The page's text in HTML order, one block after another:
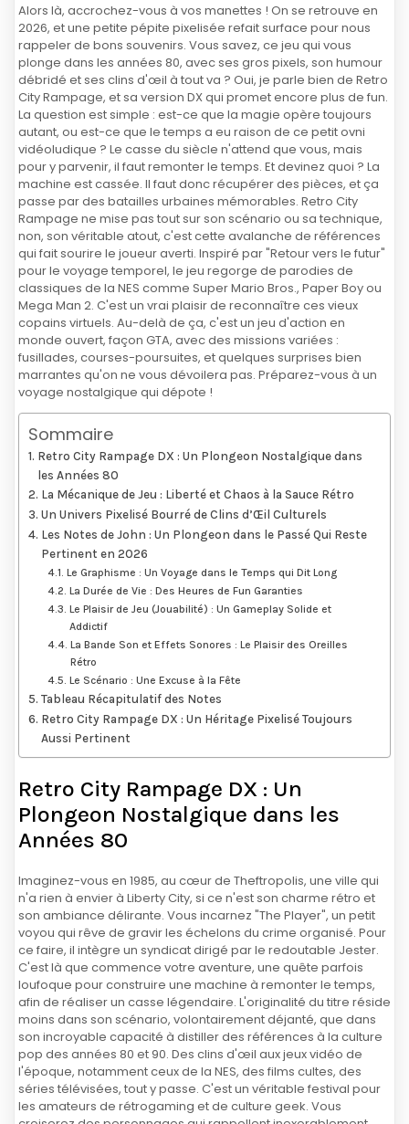
Alors là, accrochez-vous à vos manettes ! On se retrouve en
2026, et une petite pépite pixelisée refait surface pour nous
rappeler de bons souvenirs. Vous savez, ce jeu qui vous
plonge dans les années 80, avec ses gros pixels, son humour
débridé et ses clins d'œil à tout va ? Oui, je parle bien de Retro
City Rampage, et sa version DX qui promet encore plus de fun.
La question est simple : est-ce que la magie opère toujours
autant, ou est-ce que le temps a eu raison de ce petit ovni
vidéoludique ? Le casse du siècle n'attend que vous, mais
pour y parvenir, il faut remonter le temps. Et devinez quoi ? La
machine est cassée. Il faut donc récupérer des pièces, et ça
passe par des batailles urbaines mémorables. Retro City
Rampage ne mise pas tout sur son scénario ou sa technique,
non, son véritable atout, c'est cette avalanche de références
qui fait sourire le joueur averti. Inspiré par "Retour vers le futur"
pour le voyage temporel, le jeu regorge de parodies de
classiques de la NES comme Super Mario Bros., Paper Boy ou
Mega Man 2. C'est un vrai plaisir de reconnaître ces vieux
copains virtuels. Au-delà de ça, c'est un jeu d'action en
monde ouvert, façon GTA, avec des missions variées :
fusillades, courses-poursuites, et quelques surprises bien
marrantes qu'on ne vous dévoilera pas. Préparez-vous à un
voyage nostalgique qui dépote !
Sommaire
Retro City Rampage DX : Un Plongeon Nostalgique dans
les Années 80
La Mécanique de Jeu : Liberté et Chaos à la Sauce Rétro
Un Univers Pixelisé Bourré de Clins d’Œil Culturels
Les Notes de John : Un Plongeon dans le Passé Qui Reste
Pertinent en 2026
Le Graphisme : Un Voyage dans le Temps qui Dit Long
La Durée de Vie : Des Heures de Fun Garanties
Le Plaisir de Jeu (Jouabilité) : Un Gameplay Solide et
Addictif
La Bande Son et Effets Sonores : Le Plaisir des Oreilles
Rétro
Le Scénario : Une Excuse à la Fête
Tableau Récapitulatif des Notes
Retro City Rampage DX : Un Héritage Pixelisé Toujours
Aussi Pertinent
Retro City Rampage DX : Un
Plongeon Nostalgique dans les
Années 80
Imaginez-vous en 1985, au cœur de Theftropolis, une ville qui
n'a rien à envier à Liberty City, si ce n'est son charme rétro et
son ambiance délirante. Vous incarnez "The Player", un petit
voyou qui rêve de gravir les échelons du crime organisé. Pour
ce faire, il intègre un syndicat dirigé par le redoutable Jester.
C'est là que commence votre aventure, une quête parfois
loufoque pour construire une machine à remonter le temps,
afin de réaliser un casse légendaire. L'originalité du titre réside
moins dans son scénario, volontairement déjanté, que dans
son incroyable capacité à distiller des références à la culture
pop des années 80 et 90. Des clins d'œil aux jeux vidéo de
l'époque, notamment ceux de la NES, des films cultes, des
séries télévisées, tout y passe. C'est un véritable festival pour
les amateurs de rétrogaming et de culture geek. Vous